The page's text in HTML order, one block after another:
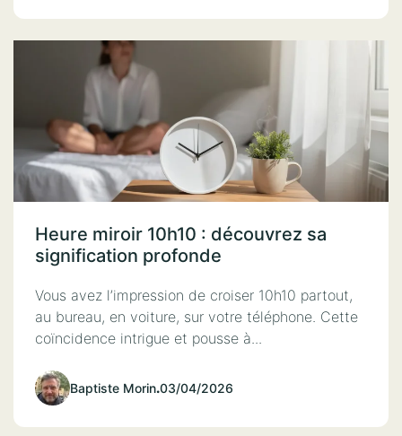
Heure miroir 10h10 : découvrez sa
signification profonde
Vous avez l’impression de croiser 10h10 partout,
au bureau, en voiture, sur votre téléphone. Cette
coïncidence intrigue et pousse à...
Baptiste Morin.03/04/2026